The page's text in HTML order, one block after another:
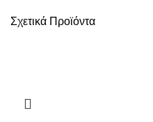
Σχετικά Προϊόντα